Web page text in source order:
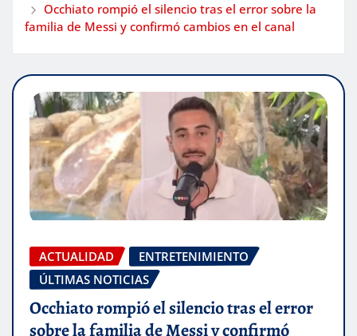
Occhiato rompió el silencio tras el error sobre la
familia de Messi y confirmó cambios en el canal
ACTUALIDAD
ENTRETENIMIENTO
ÚLTIMAS NOTICIAS
Occhiato rompió el silencio tras el error
sobre la familia de Messi y confirmó